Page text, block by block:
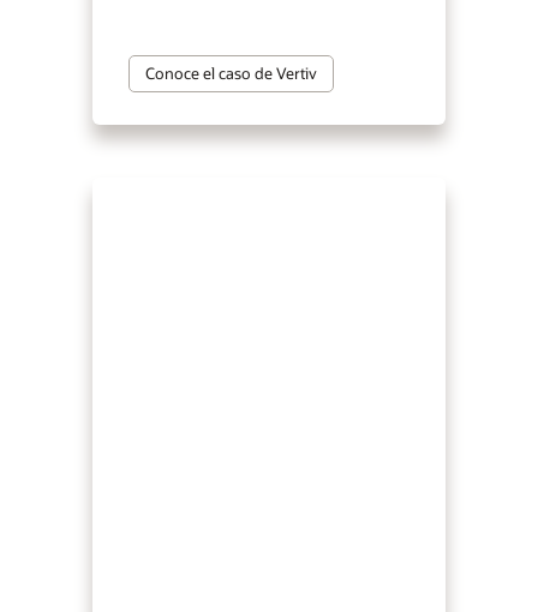
Conoce el caso de Vertiv